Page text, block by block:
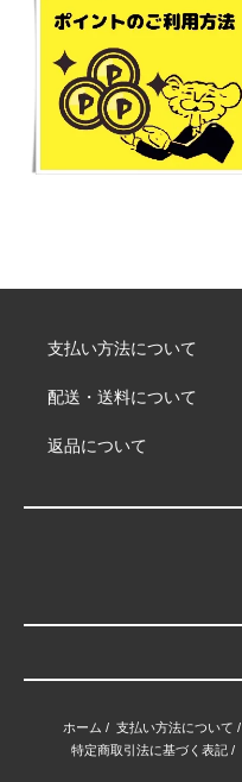
支払い方法について
配送・送料について
返品について
ホーム / 支払い方法について /
特定商取引法に基づく表記 /